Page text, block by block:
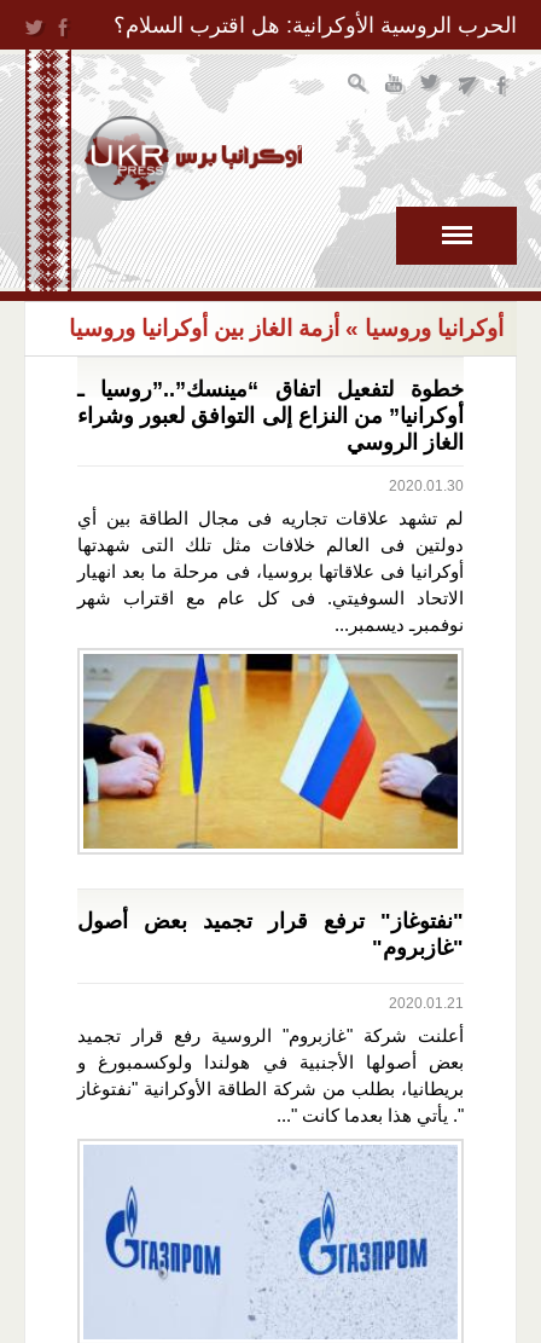
Jump to Navigation
الحرب الروسية الأوكرانية: هل اقترب السلام؟
أوكرانيا وروسيا » أزمة الغاز بين أوكرانيا وروسيا
خطوة لتفعيل اتفاق “مينسك”..”روسيا ـ
أوكرانيا” من النزاع إلى التوافق لعبور وشراء
الغاز الروسي
2020.01.30
لم تشهد علاقات تجاريه فى مجال الطاقة بين أي
دولتين فى العالم خلافات مثل تلك التى شهدتها
أوكرانيا فى علاقاتها بروسيا، فى مرحلة ما بعد انهيار
الاتحاد السوفيتي. فى كل عام مع اقتراب شهر
نوفمبرـ ديسمبر...
"نفتوغاز" ترفع قرار تجميد بعض أصول
"غازبروم"
2020.01.21
أعلنت شركة "​غازبروم​" الروسية رفع قرار تجميد
بعض أصولها الأجنبية في ​هولندا​ و​لوكسمبورغ​ و​
بريطانيا​، بطلب من شركة الطاقة الأوكرانية "​نفتوغاز​
". يأتي هذا بعدما كانت "...